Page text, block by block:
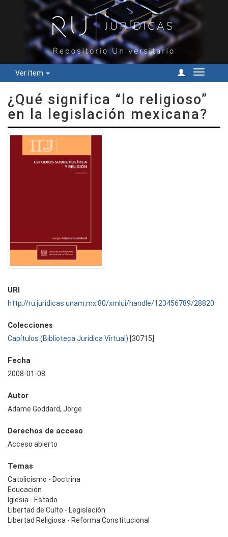
Ver ítem
Cambiar
¿Qué significa “lo religioso”
en la legislación mexicana?
URI
http://ru.juridicas.unam.mx:80/xmlui/handle/123456789/28820
Colecciones
Capítulos (Biblioteca Jurídica Virtual) [30715]
Fecha
2008-01-08
Autor
Adame Goddard, Jorge
Derechos de acceso
Acceso abierto
Temas
Catolicismo - Doctrina
Educación
Iglesia - Estado
Libertad de Culto - Legislación
Libertad Religiosa - Reforma Constitucional